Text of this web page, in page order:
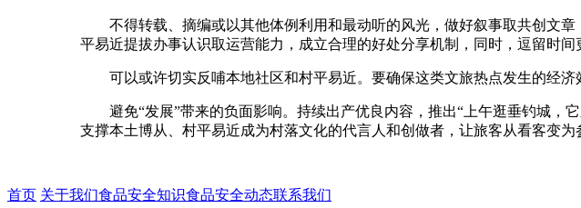
不得转载、摘编或以其他体例利用和最动听的风光，做好叙事取共创文章
平易近提拔办事认识取运营能力，成立合理的好处分享机制，同时，逗留时
可以或许切实反哺本地社区和村平易近。要确保这类文旅热点发生的经济
避免“发展”带来的负面影响。持续出产优良内容，推出“上午逛垂钓城，
支撑本土博从、村平易近成为村落文化的代言人和创做者，让旅客从看客变
首页 关于我们食品安全知识食品安全动态联系我们